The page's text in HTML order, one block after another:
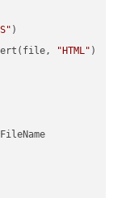
)
"HTML" )